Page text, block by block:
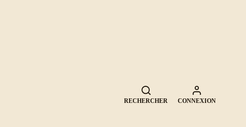
RECHERCHER CONNEXION